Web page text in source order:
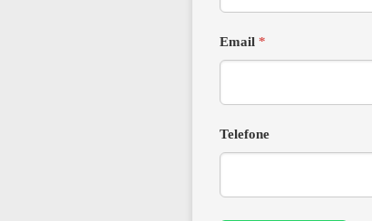
Email *
Telefone